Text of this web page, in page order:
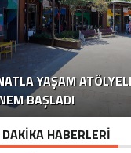
YAŞAM
BAŞLADI
YAŞTA BÜYÜK
VATANDAŞIN
YAZ
TÜM HIZIYLA
SÜPER
KENETLENDİ!
YEŞİL ALAN
‘İŞ
TEPECİK
BARAJLARINDA
YOLCULUĞU
MİNİK ELLER BÜYÜK
HABERLERİ